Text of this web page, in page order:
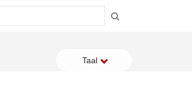
Taal